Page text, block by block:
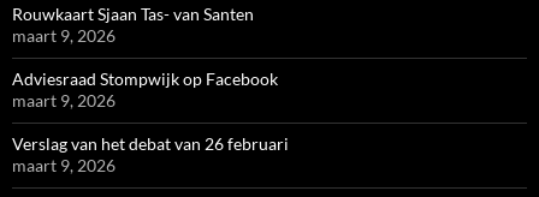
Rouwkaart Sjaan Tas- van Santen
maart 9, 2026
Adviesraad Stompwijk op Facebook
maart 9, 2026
Verslag van het debat van 26 februari
maart 9, 2026